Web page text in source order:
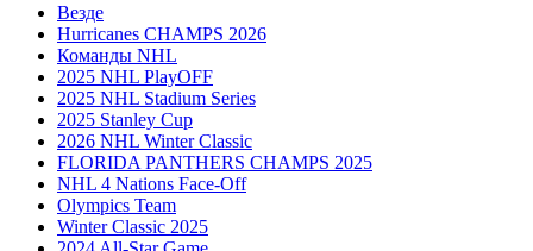
Везде
Hurricanes CHAMPS 2026
Команды NHL
2025 NHL PlayOFF
2025 NHL Stadium Series
2025 Stanley Cup
2026 NHL Winter Classic
FLORIDA PANTHERS CHAMPS 2025
NHL 4 Nations Face-Off
Olympics Team
Winter Classic 2025